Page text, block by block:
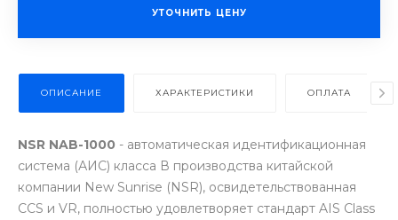
УТОЧНИТЬ ЦЕНУ
ОПИСАНИЕ ХАРАКТЕРИСТИКИ ОПЛАТА
NSR NAB-1000 - автоматическая идентификационная
система (АИС) класса В производства китайской
компании New Sunrise (NSR), освидетельствованная
CCS и VR, полностью удовлетворяет стандарт AIS Class